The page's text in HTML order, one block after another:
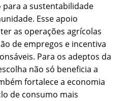
a sustentabilidade
Esse apoio
as operações agrícolas
de empregos e incentiva
Para os adeptos da
não só beneficia a
fortalece a economia
de consumo mais